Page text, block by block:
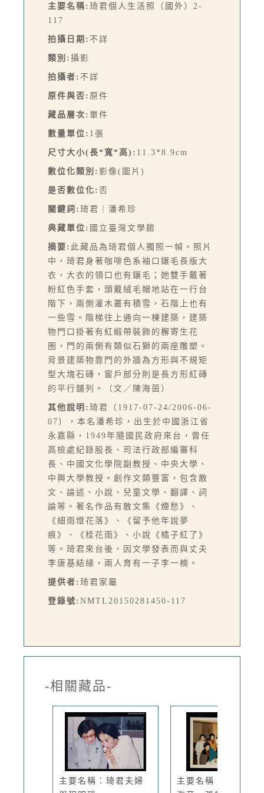
主要名稱: 琦君個人生活照（國外）2-
117
拍攝日期: 不詳
類別: 攝影
拍攝者: 不詳
原件與否: 原件
藏品層次: 單件
數量單位: 1張
尺寸大小(長*寬*高): 11.3*8.9cm
數位化類別: 影像(圖片)
是否數位化: 否
關鍵詞: 琦君｜潘希珍
典藏單位: 國立臺灣文學館
摘要: 此藏品為琦君個人獨照一幀。照片
中，琦君身著咖啡色系袖口鑲毛長版大
衣，大衣的領口也有鑲毛；她雙手戴著
粉紅色手套，頭戴絨毛帽地站在一行台
階下，兩側灌木叢有積雪，石階上也有
一些雪。階梯往上通向一棟建築，建築
物門口掛著有紅緞帶裝飾的檞寄生花
圈，門的兩側有類似石獅的兩座雕塑。
背景建築物靠門的外牆為方形與不規矩
型大塊石磚，窗戶部分則是長方形紅磚
的平行舖列。（文／陳海茵）
其他說明: 琦君（1917-07-24/2006-06-
07），本名潘希珍，出生於中國浙江省
永嘉縣，1949年隨國民政府來台，曾任
高檢處紀錄股長、司法行政部編審科
長、中國文化學院副教授、中央大學、
中興大學教授。創作文類豐富，包含散
文、論述、小說、兒童文學、翻譯、詞
論等。著名作品有散文集《煙愁》、
《細雨燈花落》、《留予他年說夢
痕》、《桂花雨》、小說《橘子紅了》
等。琦君來台後，因文學發表而與丈夫
李唐基結緣，兩人育有一子李一楠。
提供者: 琦君家屬
登錄號: NMTL20150281450-117
-相關藏品-
主要名稱：琦君夫婦
主要名稱：琦君與林